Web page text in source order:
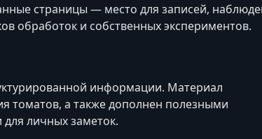
страницы — место для записей,
обработок и собственных экспериментов.
информации. Материал
томатов, а также дополнен полезными
личных заметок.